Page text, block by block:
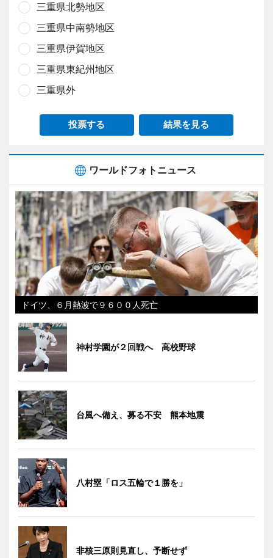
三重県北勢地区
三重県中南勢地区
三重県伊賀地区
三重県東紀州地区
三重県外
投票する 結果を見る
ワールドフォトニュース
ドイツ、６月熱波で９６００人死亡
神村学園が２回戦へ 高校野球
台風へ備え、募る不安 熊本地震
八村塁「ロス五輪で１勝を」
非核三原則見直し、予断せず